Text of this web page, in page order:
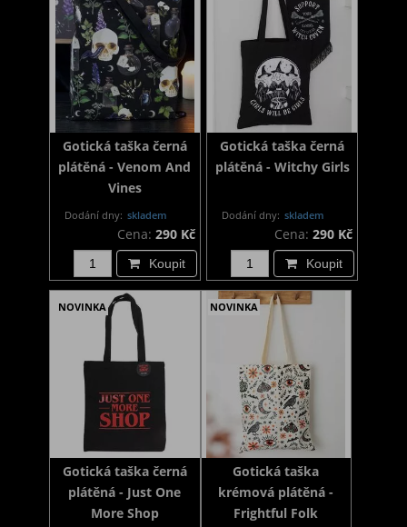
Gotická taška černá
plátěná - Venom And
Vines
Dodání dny: skladem
Cena: 290 Kč
Koupit
Gotická taška černá
plátěná - Witchy Girls
Dodání dny: skladem
Cena: 290 Kč
Koupit
NOVINKA
Gotická taška černá
plátěná - Just One
More Shop
NOVINKA
Gotická taška
krémová plátěná -
Frightful Folk